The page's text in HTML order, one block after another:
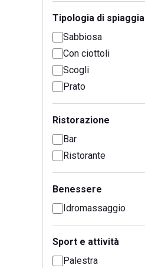
Tipologia di spiaggia
Sabbiosa
Con ciottoli
Scogli
Prato
Ristorazione
Bar
Ristorante
Benessere
Idromassaggio
Sport e attività
Palestra